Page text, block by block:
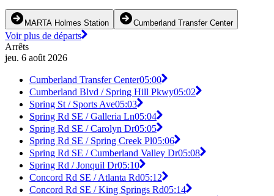
MARTA Holmes Station Cumberland Transfer Center
Voir plus de départs
Arrêts
jeu. 6 août 2026
Cumberland Transfer Center05:00
Cumberland Blvd / Spring Hill Pkwy05:02
Spring St / Sports Ave05:03
Spring Rd SE / Galleria Ln05:04
Spring Rd SE / Carolyn Dr05:05
Spring Rd SE / Spring Creek Pl05:06
Spring Rd SE / Cumberland Valley Dr05:08
Spring Rd / Jonquil Dr05:10
Concord Rd SE / Atlanta Rd05:12
Concord Rd SE / King Springs Rd05:14